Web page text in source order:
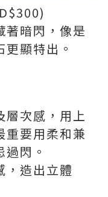
著暗閃，像是
顯特出。
層次感，用上
重要用柔和兼
閃。
，造出立體